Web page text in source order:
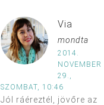
Via
mondta
2014.
NOVEMBER
29.,
SZOMBAT, 10:46
Jól ráéreztél, jövőre az